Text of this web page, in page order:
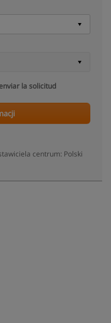
la solicitud
centrum: Polski